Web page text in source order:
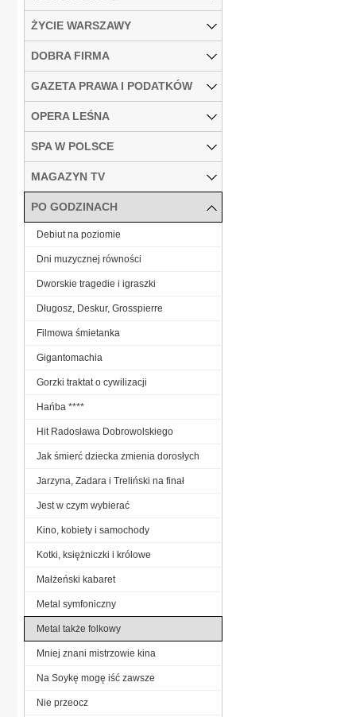
ŻYCIE WARSZAWY
DOBRA FIRMA
GAZETA PRAWA I PODATKÓW
OPERA LEŚNA
SPA W POLSCE
MAGAZYN TV
PO GODZINACH
Debiut na poziomie
Dni muzycznej równości
Dworskie tragedie i igraszki
Długosz, Deskur, Grosspierre
Filmowa śmietanka
Gigantomachia
Gorzki traktat o cywilizacji
Hańba ****
Hit Radosława Dobrowolskiego
Jak śmierć dziecka zmienia dorosłych
Jarzyna, Zadara i Treliński na finał
Jest w czym wybierać
Kino, kobiety i samochody
Kotki, księżniczki i królowe
Małżeński kabaret
Metal symfoniczny
Metal także folkowy
Mniej znani mistrzowie kina
Na Soykę mogę iść zawsze
Nie przeocz